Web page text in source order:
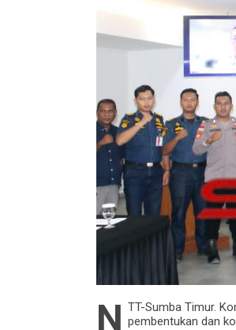
N TT-Sumba Timur.
pembentukan dan